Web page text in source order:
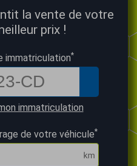
la vente de votre
prix !
immatriculation*
immatriculation
de votre véhicule*